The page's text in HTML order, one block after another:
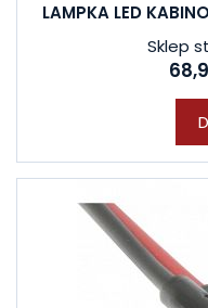
LAMPKA LED
Sklep